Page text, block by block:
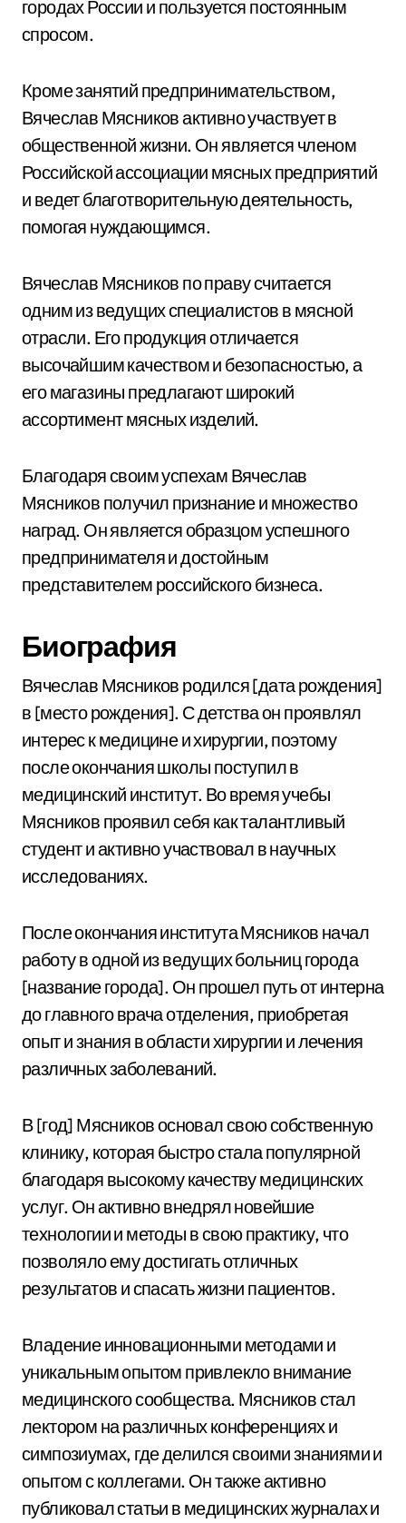
городах России и пользуется постоянным
спросом.
Кроме занятий предпринимательством,
Вячеслав Мясников активно участвует в
общественной жизни. Он является членом
Российской ассоциации мясных предприятий
и ведет благотворительную деятельность,
помогая нуждающимся.
Вячеслав Мясников по праву считается
одним из ведущих специалистов в мясной
отрасли. Его продукция отличается
высочайшим качеством и безопасностью, а
его магазины предлагают широкий
ассортимент мясных изделий.
Благодаря своим успехам Вячеслав
Мясников получил признание и множество
наград. Он является образцом успешного
предпринимателя и достойным
представителем российского бизнеса.
Биография
Вячеслав Мясников родился [дата рождения]
в [место рождения]. С детства он проявлял
интерес к медицине и хирургии, поэтому
после окончания школы поступил в
медицинский институт. Во время учебы
Мясников проявил себя как талантливый
студент и активно участвовал в научных
исследованиях.
После окончания института Мясников начал
работу в одной из ведущих больниц города
[название города]. Он прошел путь от интерна
до главного врача отделения, приобретая
опыт и знания в области хирургии и лечения
различных заболеваний.
В [год] Мясников основал свою собственную
клинику, которая быстро стала популярной
благодаря высокому качеству медицинских
услуг. Он активно внедрял новейшие
технологии и методы в свою практику, что
позволяло ему достигать отличных
результатов и спасать жизни пациентов.
Владение инновационными методами и
уникальным опытом привлекло внимание
медицинского сообщества. Мясников стал
лектором на различных конференциях и
симпозиумах, где делился своими знаниями и
опытом с коллегами. Он также активно
публиковал статьи в медицинских журналах и